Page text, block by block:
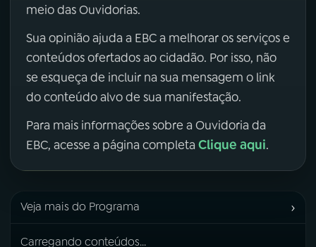
meio das Ouvidorias.
Sua opinião ajuda a EBC a melhorar os serviços e
conteúdos ofertados ao cidadão. Por isso, não
se esqueça de incluir na sua mensagem o link
do conteúdo alvo de sua manifestação.
Para mais informações sobre a Ouvidoria da
EBC, acesse a página completa Clique aqui.
Veja mais do Programa ›
Carregando conteúdos...